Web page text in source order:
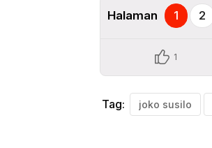
Halaman 1 2
1
Tag: joko susilo